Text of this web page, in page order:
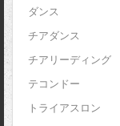
ダンス
チアダンス
チアリーディング
テコンドー
トライアスロン